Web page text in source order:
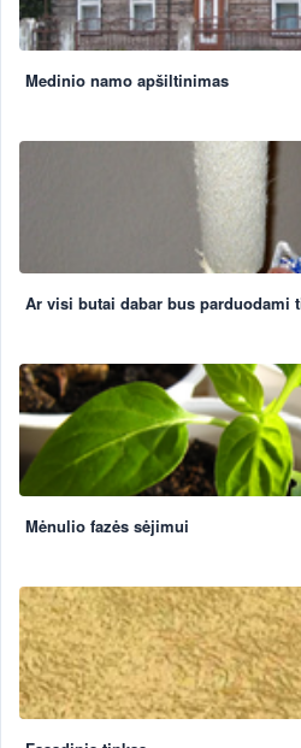
Medinio namo apšiltinimas
Ar visi butai dabar bus parduodami
Mėnulio fazės sėjimui